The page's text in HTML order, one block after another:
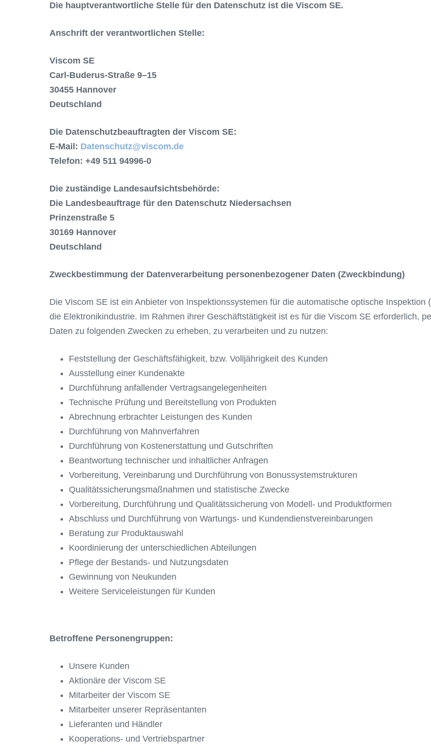
Die hauptverantwortliche Stelle für den Datenschutz ist die Viscom SE.
Anschrift der verantwortlichen Stelle:
Viscom SE
Carl-Buderus-Straße 9–15
30455 Hannover
Deutschland
Die Datenschutzbeauftragten der Viscom SE:
E-Mail: Datenschutz@viscom.de
Telefon: +49 511 94996-0
Die zuständige Landesaufsichtsbehörde:
Die Landesbeauftrage für den Datenschutz Niedersachsen
Prinzenstraße 5
30169 Hannover
Deutschland
Zweckbestimmung der Datenverarbeitung personenbezogener Daten (Zweckbindung)
Die Viscom SE ist ein Anbieter von Inspektionssystemen für die automatische optische
die Elektronikindustrie. Im Rahmen ihrer Geschäftstätigkeit ist es für die Viscom SE erforderlich,
Daten zu folgenden Zwecken zu erheben, zu verarbeiten und zu nutzen:
Feststellung der Geschäftsfähigkeit, bzw. Volljährigkeit des Kunden
Ausstellung einer Kundenakte
Durchführung anfallender Vertragsangelegenheiten
Technische Prüfung und Bereitstellung von Produkten
Abrechnung erbrachter Leistungen des Kunden
Durchführung von Mahnverfahren
Durchführung von Kostenerstattung und Gutschriften
Beantwortung technischer und inhaltlicher Anfragen
Vorbereitung, Vereinbarung und Durchführung von Bonussystemstrukturen
Qualitätssicherungsmaßnahmen und statistische Zwecke
Vorbereitung, Durchführung und Qualitätssicherung von Modell- und Produktformen
Abschluss und Durchführung von Wartungs- und Kundendienstvereinbarungen
Beratung zur Produktauswahl
Koordinierung der unterschiedlichen Abteilungen
Pflege der Bestands- und Nutzungsdaten
Gewinnung von Neukunden
Weitere Serviceleistungen für Kunden
Betroffene Personengruppen:
Unsere Kunden
Aktionäre der Viscom SE
Mitarbeiter der Viscom SE
Mitarbeiter unserer Repräsentanten
Lieferanten und Händler
Kooperations- und Vertriebspartner